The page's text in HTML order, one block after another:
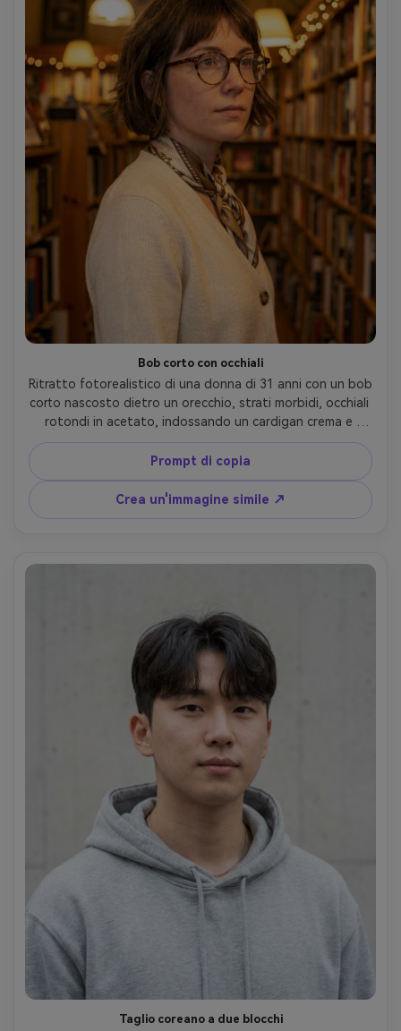
Bob corto con occhiali
Ritratto fotorealistico di una donna di 31 anni con un bob
corto nascosto dietro un orecchio, strati morbidi, occhiali
rotondi in acetato, indossando un cardigan crema e
sciarpa di seta, sfondo corridoio libreria, caldo tungsteno
luci pratiche, Canon EOS R6 Mark II, 50mm f/1.4, livello
degli occhi medio primo piano, umore delicato ponderato,
struttura della pelle realistica, riflessi accurati negli
occhiali, alta risoluzione, caldo cinematografico
Prompt di copia
Crea un'immagine simile ↗
Taglio coreano a due blocchi